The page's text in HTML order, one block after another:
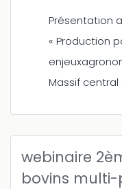
Présentation
« Production
Massif central
webinaire
bovins